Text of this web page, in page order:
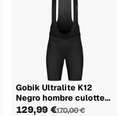
Gobik Ultralite K12
Negro hombre culotte
corto
129,99 €170,00 €